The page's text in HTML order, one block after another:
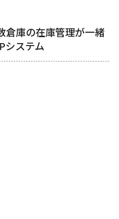
倉庫の在庫管理が一緒
システム